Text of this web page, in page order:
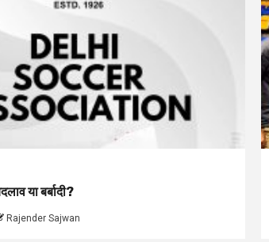
या बर्बादी?
Rajender Sajwan